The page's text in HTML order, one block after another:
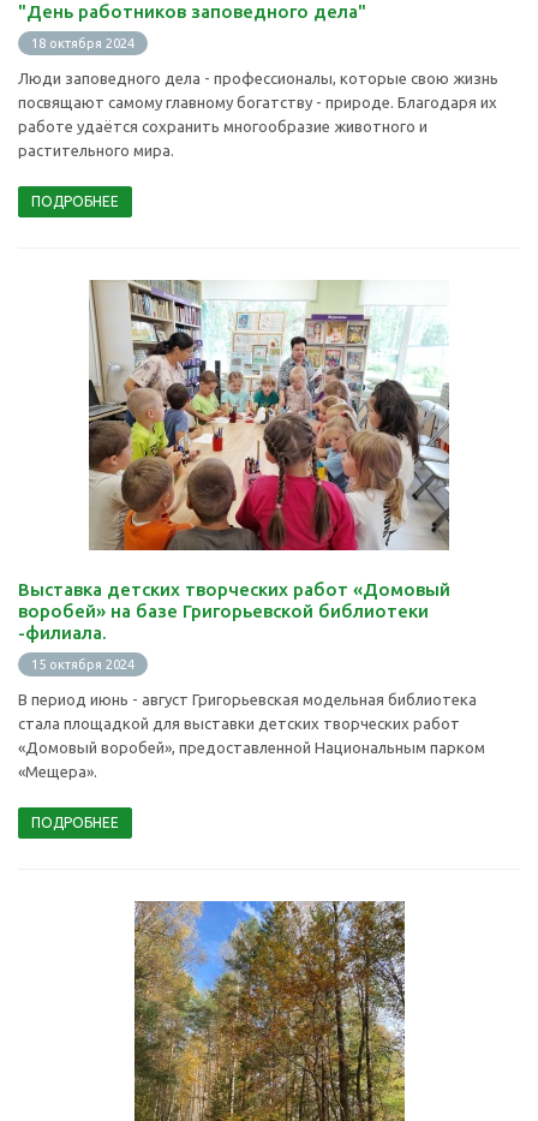
"День работников заповедного дела"
18 октября 2024
Люди заповедного дела - профессионалы, которые свою жизнь
посвящают самому главному богатству - природе. Благодаря их
работе удаётся сохранить многообразие животного и
растительного мира.
ПОДРОБНЕЕ
Выставка детских творческих работ «Домовый
воробей» на базе Григорьевской библиотеки
-филиала.
15 октября 2024
В период июнь - август Григорьевская модельная библиотека
стала площадкой для выставки детских творческих работ
«Домовый воробей», предоставленной Национальным парком
«Мещера».
ПОДРОБНЕЕ